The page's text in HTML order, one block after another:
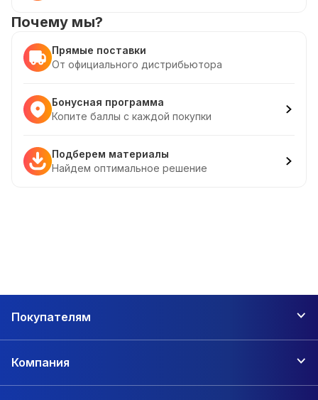
Почему мы?
Прямые поставки
От официального дистрибьютора
Бонусная программа
Копите баллы с каждой покупки
Подберем материалы
Найдем оптимальное решение
Покупателям
Компания